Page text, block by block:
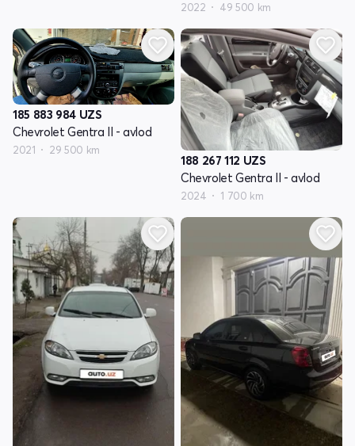
2022 49 500 km
185 883 984 UZS
Chevrolet Gentra II - avlod
2021 29 500 km
188 267 112 UZS
Chevrolet Gentra II - avlod
2024 1 700 km